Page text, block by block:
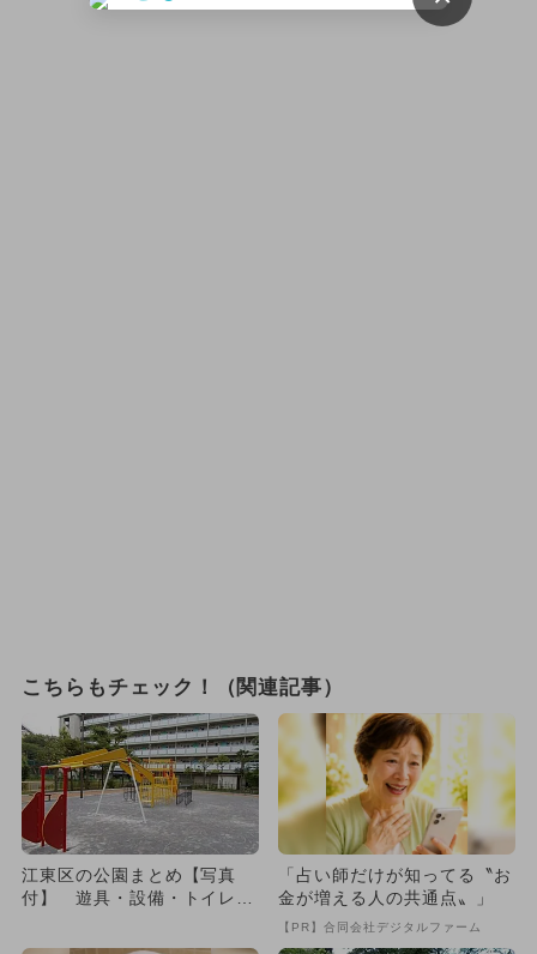
こちらもチェック！（関連記事）
江東区の公園まとめ【写真
付】 遊具・設備・トイレも
「占い師だけが知ってる〝お
金が増える人の共通点〟」
【PR】合同会社デジタルファーム